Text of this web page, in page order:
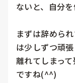
ないと、自分
まずは辞めら
は少しずつ頑
離れてしまっ
ですね(^^)